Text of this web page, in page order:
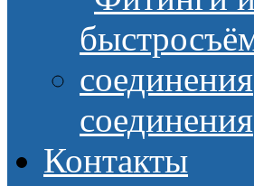
соединения
Контакты